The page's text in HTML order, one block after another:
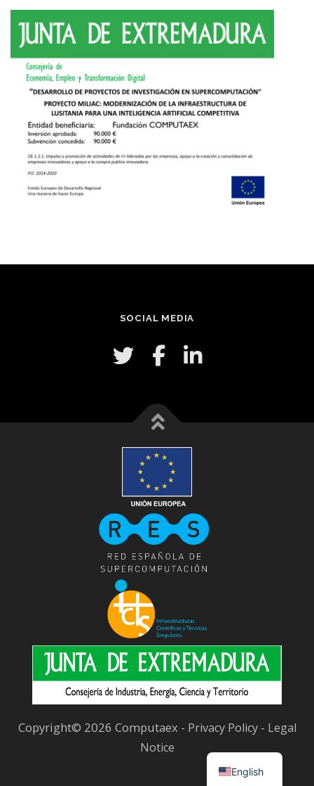
SOCIAL MEDIA
Copyright© 2026 Computaex - Privacy Policy - Legal
Notice
English